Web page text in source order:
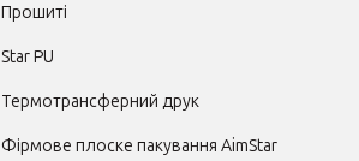
Прошиті
Star PU
Термотрансферний друк
Фірмове плоске пакування AimStar